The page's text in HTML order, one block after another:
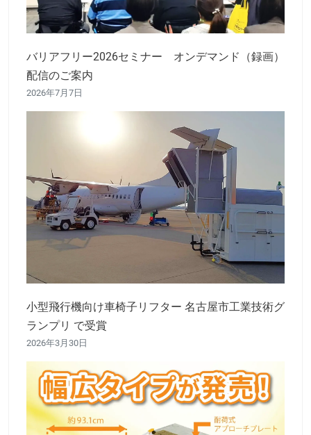
バリアフリー2026セミナー オンデマンド（録画）
配信のご案内
2026年7月7日
小型飛行機向け車椅子リフター 名古屋市工業技術グ
ランプリ で受賞
2026年3月30日